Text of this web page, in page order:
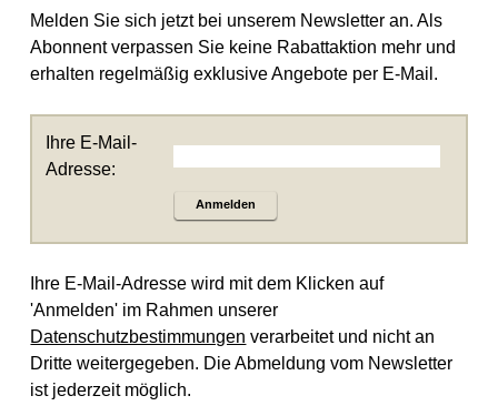
Melden Sie sich jetzt bei unserem Newsletter an. Als
Abonnent verpassen Sie keine Rabattaktion mehr und
erhalten regelmäßig exklusive Angebote per E-Mail.
Ihre E-Mail-
Adresse:
Anmelden
Ihre E-Mail-Adresse wird mit dem Klicken auf
'Anmelden' im Rahmen unserer
Datenschutzbestimmungen verarbeitet und nicht an
Dritte weitergegeben. Die Abmeldung vom Newsletter
ist jederzeit möglich.